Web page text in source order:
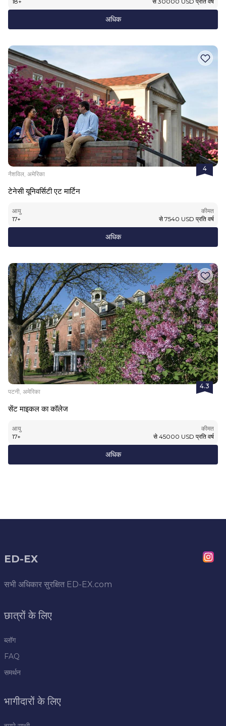
अधिक
4
नैशविल, अमेरिका
टेनेसी यूनिवर्सिटी एट मार्टिन
आयु
17+
कीमत
से 7540 USD प्रति वर्ष
अधिक
4.3
पटनी, अमेरिका
सेंट माइकल का कॉलेज
आयु
17+
कीमत
से 45000 USD प्रति वर्ष
अधिक
ED-EX
सभी अधिकार सुरक्षित ED-EX.com
छात्रों के लिए
ब्लॉग
FAQ
समर्थन
भागीदारों के लिए